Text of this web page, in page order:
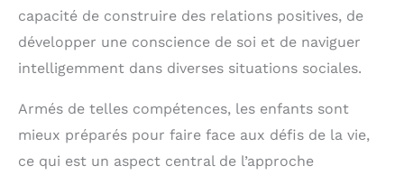
capacité de construire des relations positives, de
développer une conscience de soi et de naviguer
intelligemment dans diverses situations sociales.
Armés de telles compétences, les enfants sont
mieux préparés pour faire face aux défis de la vie,
ce qui est un aspect central de l’approche